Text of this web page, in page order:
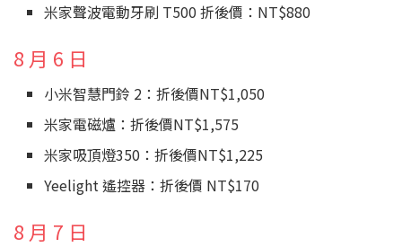
米家聲波電動牙刷 T500 折後價：NT$880
8 月 6 日
小米智慧門鈴 2：折後價NT$1,050
米家電磁爐：折後價NT$1,575
米家吸頂燈350：折後價NT$1,225
Yeelight 遙控器：折後價 NT$170
8 月 7 日